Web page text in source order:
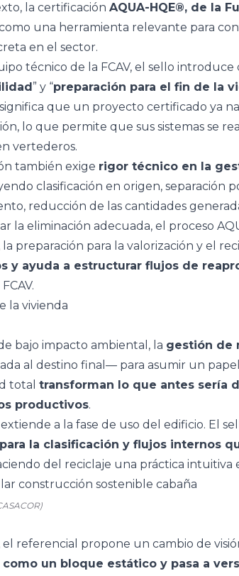
la certificación AQUA-HQE®, de la
una herramienta relevante para
en el sector.
técnico de la FCAV, el sello introduce
” y “preparación para el fin de la
significa que un proyecto certificado ya
lo que permite que sus sistemas se
vertederos.
también exige rigor técnico en la
clasificación en origen, separación
reducción de las cantidades
la eliminación adecuada, el proceso
preparación para la valorización y el
y ayuda a estructurar flujos de
la vivienda
bajo impacto ambiental, la gestión de
al destino final— para asumir un
total transforman lo que antes sería
productivos.
extiende a la fase de uso del edificio. El
la clasificación y flujos internos
del reciclaje una práctica intuitiva
el referencial propone un cambio de
un bloque estático y pasa a